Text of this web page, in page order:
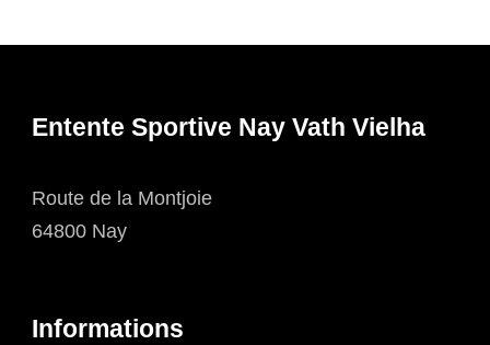
Entente Sportive Nay Vath Vielha
Route de la Montjoie
64800 Nay
Informations